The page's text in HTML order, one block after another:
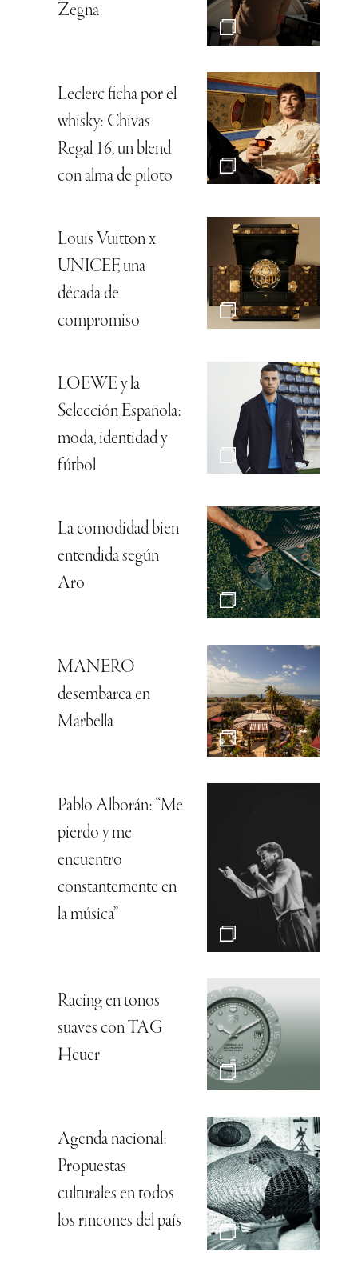
Zegna
Leclerc ficha por el
whisky: Chivas
Regal 16, un blend
con alma de piloto
Louis Vuitton x
UNICEF, una
década de
compromiso
LOEWE y la
Selección Española:
moda, identidad y
fútbol
La comodidad bien
entendida según
Aro
MANERO
desembarca en
Marbella
Pablo Alborán: “Me
pierdo y me
encuentro
constantemente en
la música”
Racing en tonos
suaves con TAG
Heuer
Agenda nacional:
Propuestas
culturales en todos
los rincones del país